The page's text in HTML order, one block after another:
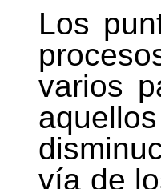
Los
varios
vía de